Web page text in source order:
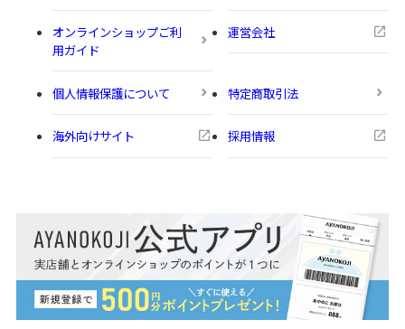
オンラインショップご利
用ガイド
運営会社
個人情報保護について 特定商取引法
海外向けサイト 採用情報